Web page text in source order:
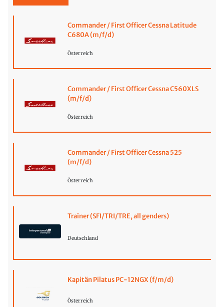
Commander / First Officer Cessna Latitude
C680A (m/f/d)
Österreich
Commander / First Officer Cessna C560XLS
(m/f/d)
Österreich
Commander / First Officer Cessna 525
(m/f/d)
Österreich
Trainer (SFI/TRI/TRE, all genders)
Deutschland
Kapitän Pilatus PC-12NGX (f/m/d)
Österreich